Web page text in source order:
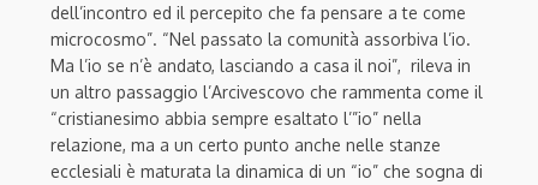
dell’incontro ed il percepito che fa pensare a te come
microcosmo”. “Nel passato la comunità assorbiva l’io.
Ma l’io se n’è andato, lasciando a casa il noi”, rileva in
un altro passaggio l’Arcivescovo che rammenta come il
“cristianesimo abbia sempre esaltato l’”io” nella
relazione, ma a un certo punto anche nelle stanze
ecclesiali è maturata la dinamica di un “io” che sogna di